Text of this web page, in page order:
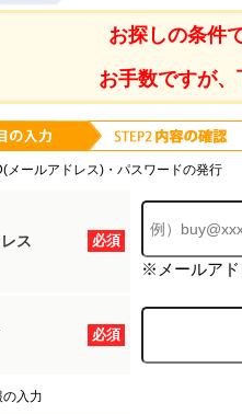
お探しの条件
お手数ですが、
メールアドレス)・パスワードの発行
必須
ス
※メールアド
必須
の入力